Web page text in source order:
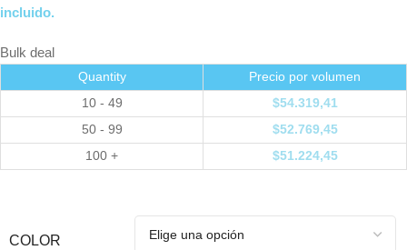
incluido.
Bulk deal
Quantity
Precio por volumen
10 - 49
$54.319,41
50 - 99
$52.769,45
100 +
$51.224,45
COLOR